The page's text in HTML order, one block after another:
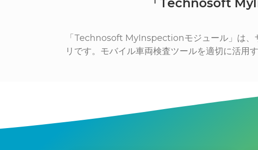
「Technosoft
「Technosoft MyInspectionモジュール」は、
リです。モバイル車両検査ツールを適切に活用